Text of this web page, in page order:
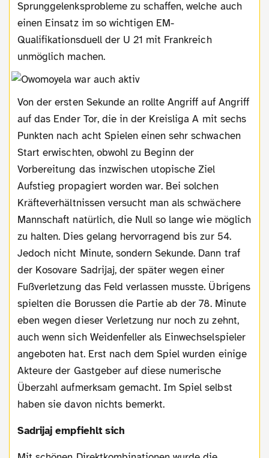
Sprunggelenksprobleme zu schaffen, welche auch
einen Einsatz im so wichtigen EM-
Qualifikationsduell der U 21 mit Frankreich
unmöglich machen.
Von der ersten Sekunde an rollte Angriff auf Angriff
auf das Ender Tor, die in der Kreisliga A mit sechs
Punkten nach acht Spielen einen sehr schwachen
Start erwischten, obwohl zu Beginn der
Vorbereitung das inzwischen utopische Ziel
Aufstieg propagiert worden war. Bei solchen
Kräfteverhältnissen versucht man als schwächere
Mannschaft natürlich, die Null so lange wie möglich
zu halten. Dies gelang hervorragend bis zur 54.
Jedoch nicht Minute, sondern Sekunde. Dann traf
der Kosovare Sadrijaj, der später wegen einer
Fußverletzung das Feld verlassen musste. Übrigens
spielten die Borussen die Partie ab der 78. Minute
eben wegen dieser Verletzung nur noch zu zehnt,
auch wenn sich Weidenfeller als Einwechselspieler
angeboten hat. Erst nach dem Spiel wurden einige
Akteure der Gastgeber auf diese numerische
Überzahl aufmerksam gemacht. Im Spiel selbst
haben sie davon nichts bemerkt.
Sadrijaj empfiehlt sich